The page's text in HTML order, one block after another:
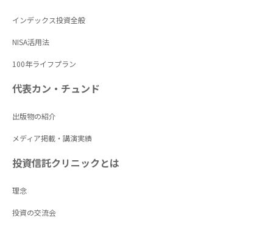
インデックス投資全般
NISA活用法
100年ライフプラン
代表カン・チュンド
出版物の紹介
メディア掲載・講演実績
投資信託クリニックとは
理念
投資の交流会